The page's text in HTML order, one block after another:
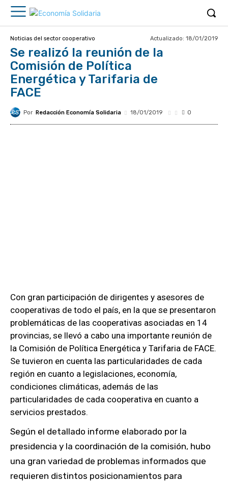
Noticias del sector cooperativo Actualizado: 18/01/2019
Se realizó la reunión de la
Comisión de Política
Energética y Tarifaria de
FACE
Por Redacción Economía Solidaria 18/01/2019 0
Con gran participación de dirigentes y asesores de
cooperativas de todo el país, en la que se presentaron
problemáticas de las cooperativas asociadas en 14
provincias, se llevó a cabo una importante reunión de
la Comisión de Política Energética y Tarifaria de FACE.
Se tuvieron en cuenta las particularidades de cada
región en cuanto a legislaciones, economía,
condiciones climáticas, además de las
particularidades de cada cooperativa en cuanto a
servicios prestados.
Según el detallado informe elaborado por la
presidencia y la coordinación de la comisión, hubo
una gran variedad de problemas informados que
requieren distintos posicionamientos para